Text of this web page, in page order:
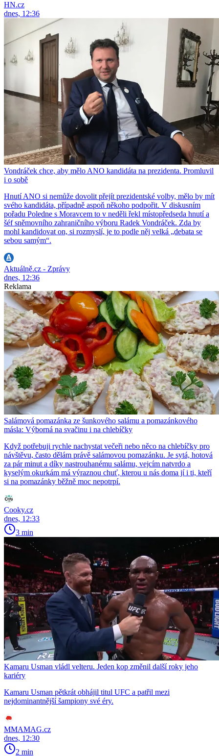
HN.cz
dnes, 12:36
Vondráček chce, aby mělo ANO kandidáta na prezidenta. Promluvil
i o sobě
Hnutí ANO si nemůže dovolit přejít prezidentské volby, mělo by mít
svého kandidáta, případně aspoň někoho podpořit. V diskusním
pořadu Poledne s Moravcem to v neděli řekl místopředseda hnutí a
šéf sněmovního zahraničního výboru Radek Vondráček. Zda by
mohl kandidovat on, si rozmyslí, je to podle něj velká „debata se
sebou samým“.
Aktuálně.cz - Zprávy
dnes, 12:36
Reklama
Salámová pomazánka ze šunkového salámu a pomazánkového
másla: Výborná na svačinu i na chlebíčky
Když potřebuji rychle nachystat večeři nebo něco na chlebíčky pro
návštěvu, často dělám právě salámovou pomazánku. Je sytá, hotová
za pár minut a díky nastrouhanému salámu, vejcím natvrdo a
kyselým okurkám má výraznou chuť, kterou u nás doma jí i ti, kteří
si na pomazánky běžně moc nepotrpí.
Cooky.cz
dnes, 12:33
3 min
Kamaru Usman vládl velteru. Jeden kop změnil další roky jeho
kariéry
Kamaru Usman pětkrát obhájil titul UFC a patřil mezi
nejdominantnější šampiony své éry.
MMAMAG.cz
dnes, 12:30
2 min